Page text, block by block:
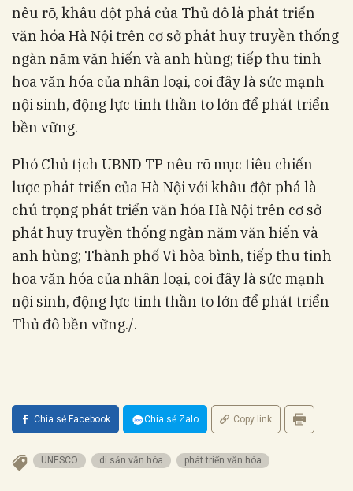
nêu rõ, khâu đột phá của Thủ đô là phát triển
văn hóa Hà Nội trên cơ sở phát huy truyền thống
ngàn năm văn hiến và anh hùng; tiếp thu tinh
hoa văn hóa của nhân loại, coi đây là sức mạnh
nội sinh, động lực tinh thần to lớn để phát triển
bền vững.
Phó Chủ tịch UBND TP nêu rõ mục tiêu chiến
lược phát triển của Hà Nội với khâu đột phá là
chú trọng phát triển văn hóa Hà Nội trên cơ sở
phát huy truyền thống ngàn năm văn hiến và
anh hùng; Thành phố Vì hòa bình, tiếp thu tinh
hoa văn hóa của nhân loại, coi đây là sức mạnh
nội sinh, động lực tinh thần to lớn để phát triển
Thủ đô bền vững./.
Chia sẻ Facebook Chia sẻ Zalo Copy link
UNESCO di sản văn hóa phát triển văn hóa